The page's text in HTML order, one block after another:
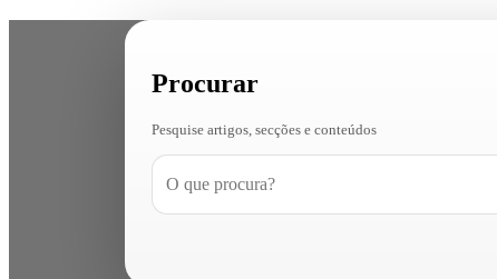
Procurar
Pesquise artigos, secções e conteúdos